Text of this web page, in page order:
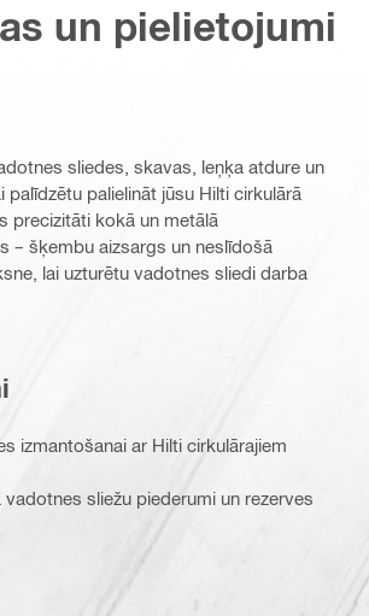
un pielietojumi
sliedes, skavas, leņķa atdure un
palīdzētu palielināt jūsu Hilti cirkulārā
precizitāti kokā un metālā
– šķembu aizsargs un neslīdošā
lai uzturētu vadotnes sliedi darba
izmantošanai ar Hilti cirkulārajiem
vadotnes sliežu piederumi un rezerves